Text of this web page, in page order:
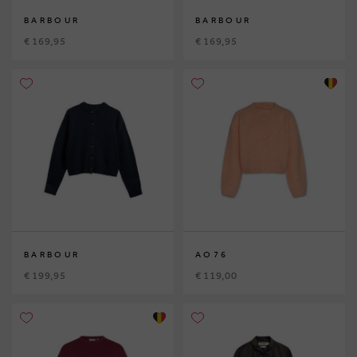
BARBOUR
€ 169,95
BARBOUR
€ 169,95
BARBOUR
€ 199,95
AO76
€ 119,00